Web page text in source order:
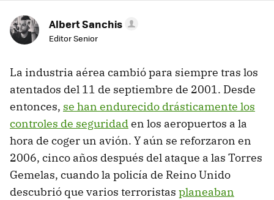
Albert Sanchis
Editor Senior
La industria aérea cambió para siempre tras los
atentados del 11 de septiembre de 2001. Desde
entonces, se han endurecido drásticamente los
controles de seguridaden los aeropuertos a la
hora de coger un avión. Y aún se reforzaron en
2006, cinco años después del ataque a las Torres
Gemelas, cuando la policía de Reino Unido
descubrió que varios terroristas planeaban